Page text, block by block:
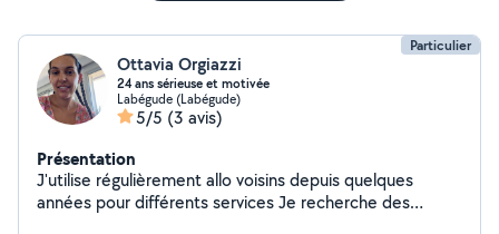
Particulier
Ottavia Orgiazzi
24 ans sérieuse et motivée
Labégude (Labégude)
5/5 (3 avis)
Présentation
J'utilise régulièrement allo voisins depuis quelques
années pour différents services Je recherche des